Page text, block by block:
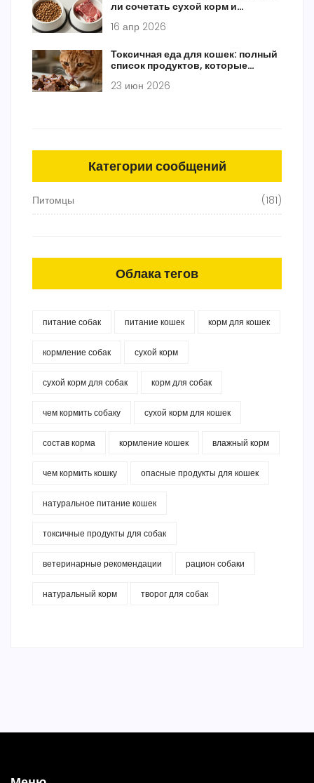
ли сочетать сухой корм и
16 апр 2026
Токсичная еда для кошек: полный
список продуктов, которые
23 июн 2026
Категории сообщений
Питомцы (181)
Облака тегов
питание собак питание кошек корм для кошек
кормление собак сухой корм
сухой корм для собак корм для собак
чем кормить собаку сухой корм для кошек
состав корма кормление кошек влажный корм
чем кормить кошку опасные продукты для кошек
натуральное питание кошек
токсичные продукты для собак
ветеринарные рекомендации рацион собаки
натуральный корм творог для собак